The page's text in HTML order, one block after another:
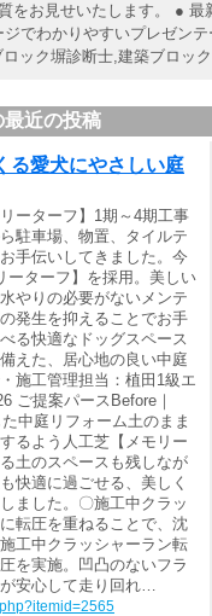
お見せいたします。 ● 最
でわかりやすいプレゼン
ック塀診断士,建築ブロッ
近の投稿
る愛犬にやさしい庭
ーターフ】1期～4期工事
駐車場、物置、タイルテ
手伝いしてきました。今
ーターフ】を採用。美しい
やりの必要がないメンテ
発生を抑えることでお手
る快適なドッグスペース
えた、居心地の良い中庭
施工管理担当：植田1級エ
ご提案パースBefore｜
中庭リフォーム土のまま
るよう人工芝【メモリー
土のスペースも残しなが
快適に過ごせる、美しく
ました。〇施工中クラッ
転圧を重ねることで、沈
工中クラッシャーラン転
を実施。凹凸のないフラ
安心して走り回れ…